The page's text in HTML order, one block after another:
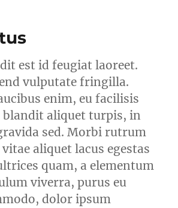
est id feugiat laoreet.
vulputate fringilla.
enim, eu facilisis
blandit aliquet turpis, in
sed. Morbi rutrum
aliquet lacus egestas
quam, a elementum
viverra, purus eu
dolor ipsum